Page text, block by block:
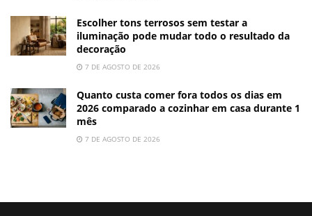
Escolher tons terrosos sem testar a
iluminação pode mudar todo o resultado da
decoração
7 DE AGOSTO DE 2026
Quanto custa comer fora todos os dias em
2026 comparado a cozinhar em casa durante 1
mês
7 DE AGOSTO DE 2026